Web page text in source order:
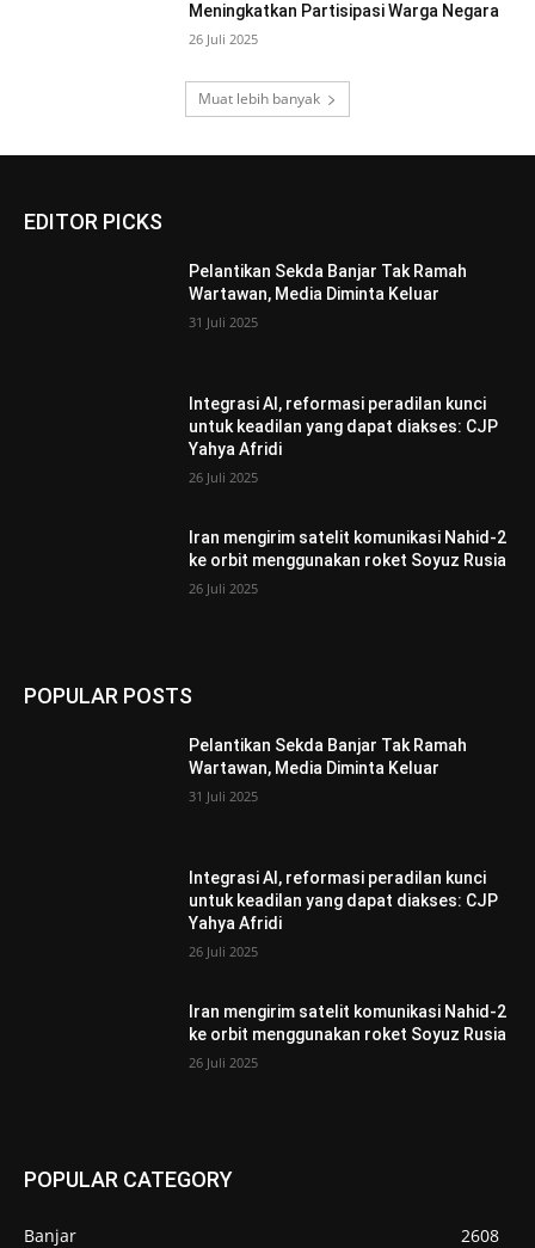
Meningkatkan Partisipasi Warga Negara
26 Juli 2025
Muat lebih banyak
EDITOR PICKS
Pelantikan Sekda Banjar Tak Ramah
Wartawan, Media Diminta Keluar
31 Juli 2025
Integrasi AI, reformasi peradilan kunci
untuk keadilan yang dapat diakses: CJP
Yahya Afridi
26 Juli 2025
Iran mengirim satelit komunikasi Nahid-2
ke orbit menggunakan roket Soyuz Rusia
26 Juli 2025
POPULAR POSTS
Pelantikan Sekda Banjar Tak Ramah
Wartawan, Media Diminta Keluar
31 Juli 2025
Integrasi AI, reformasi peradilan kunci
untuk keadilan yang dapat diakses: CJP
Yahya Afridi
26 Juli 2025
Iran mengirim satelit komunikasi Nahid-2
ke orbit menggunakan roket Soyuz Rusia
26 Juli 2025
POPULAR CATEGORY
Banjar
2608